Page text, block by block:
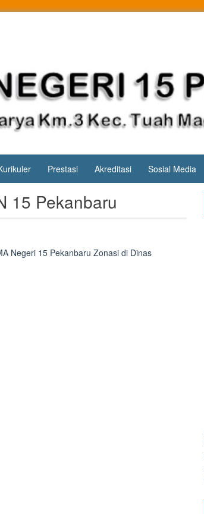
Prestasi Akreditasi Sosial Media
15 Pekanbaru
Negeri 15 Pekanbaru Zonasi di Dinas